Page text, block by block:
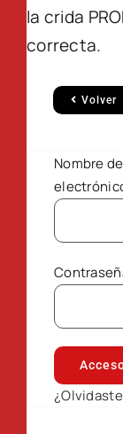
la crida
correcta.
Volver
Nombre